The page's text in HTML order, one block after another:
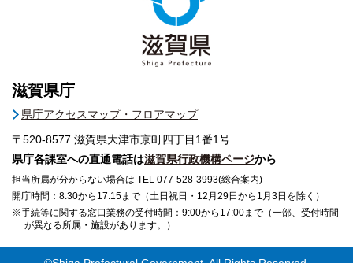
滋賀県庁
県庁アクセスマップ・フロアマップ
〒520-8577 滋賀県大津市京町四丁目1番1号
県庁各課室への直通電話は滋賀県行政機構ページから
担当所属が分からない場合は TEL 077-528-3993(総合案内)
開庁時間：8:30から17:15まで（土日祝日・12月29日から1月3日を除く）
※手続等に関する窓口業務の受付時間：9:00から17:00まで（一部、受付時間
が異なる所属・施設があります。）